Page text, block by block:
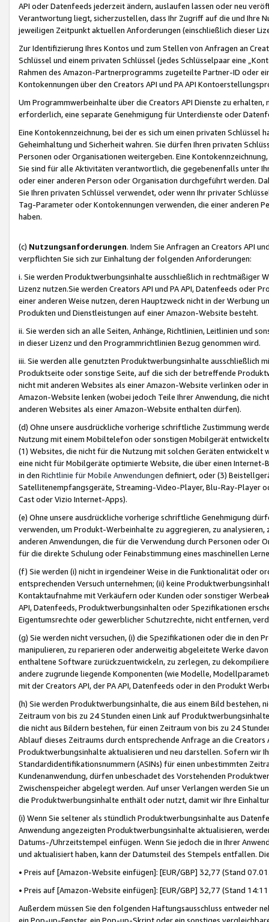
API oder Datenfeeds jederzeit ändern, auslaufen lassen oder neu
Verantwortung liegt, sicherzustellen, dass Ihr Zugriff auf die und Ihre
jeweiligen Zeitpunkt aktuellen Anforderungen (einschließlich dieser
Zur Identifizierung Ihres Kontos und zum Stellen von Anfragen an
Schlüssel und einem privaten Schlüssel (jedes Schlüsselpaar eine
Rahmen des Amazon-Partnerprogramms zugeteilte Partner-ID oder
Kontokennungen über den Creators API und PA API
Um Programmwerbeinhalte über die Creators API Dienste zu
erforderlich, eine separate Genehmigung für Unterdienste oder
Eine Kontokennzeichnung, bei der es sich um einen privaten
Geheimhaltung und Sicherheit wahren. Sie dürfen Ihren privaten
Personen oder Organisationen weitergeben. Eine
Sie sind für alle Aktivitäten verantwortlich, die gegebenenfalls unter
oder einer anderen Person oder Organisation durchgeführt werden.
Sie Ihren privaten Schlüssel verwendet, oder wenn Ihr privater
Tag-Parameter oder Kontokennungen verwenden, die einer anderen
haben.
(c) Nutzungsanforderungen. Indem Sie Anfragen an Creators API
verpflichten Sie sich zur Einhaltung der folgenden Anforderungen:
i. Sie werden Produktwerbungsinhalte ausschließlich in rechtmäßiger
Lizenz nutzen.Sie werden Creators API und PA API, Datenfeeds oder
einer anderen Weise nutzen, deren Hauptzweck nicht in der Werbung
Produkten und Dienstleistungen auf einer Amazon-Website besteht.
ii. Sie werden sich an alle Seiten, Anhänge, Richtlinien, Leitlinien und
in dieser Lizenz und den Programmrichtlinien Bezug genommen wird.
iii. Sie werden alle genutzten Produktwerbungsinhalte ausschließlich
Produktseite oder sonstige Seite, auf die sich der betreffende
nicht mit anderen Websites als einer Amazon-Website verlinken oder
Amazon-Website lenken (wobei jedoch Teile Ihrer Anwendung, die
anderen Websites als einer Amazon-Website enthalten dürfen).
(d) Ohne unsere ausdrückliche vorherige schriftliche Zustimmung
Nutzung mit einem Mobiltelefon oder sonstigen Mobilgerät
(1) Websites, die nicht für die Nutzung mit solchen Geräten
eine nicht für Mobilgeräte optimierte Website, die über einen
in den Richtlinie für Mobile Anwendungen definiert, oder (3)
Satellitenempfangsgeräte, Streaming-Video-Player, Blu-Ray-Player
Cast oder Vizio Internet-Apps).
(e) Ohne unsere ausdrückliche vorherige schriftliche Genehmigung
verwenden, um Produkt-Werbeinhalte zu aggregieren, zu
anderen Anwendungen, die für die Verwendung durch Personen
für die direkte Schulung oder Feinabstimmung eines maschinellen
(f) Sie werden (i) nicht in irgendeiner Weise in die Funktionalität oder
entsprechenden Versuch unternehmen; (ii) keine
Kontaktaufnahme mit Verkäufern oder Kunden oder sonstiger
API, Datenfeeds, Produktwerbungsinhalten oder Spezifikationen
Eigentumsrechte oder gewerblicher Schutzrechte, nicht entfernen,
(g) Sie werden nicht versuchen, (i) die Spezifikationen oder die in
manipulieren, zu reparieren oder anderweitig abgeleitete Werke
enthaltene Software zurückzuentwickeln, zu zerlegen, zu
andere zugrunde liegende Komponenten (wie Modelle,
mit der Creators API, der PA API, Datenfeeds oder in den Produkt
(h) Sie werden Produktwerbungsinhalte, die aus einem Bild bestehen,
Zeitraum von bis zu 24 Stunden einen Link auf
die nicht aus Bildern bestehen, für einen Zeitraum von bis zu 24
Ablauf dieses Zeitraums durch entsprechende Anfrage an die
Produktwerbungsinhalte aktualisieren und neu darstellen. Sofern wir
Standardidentifikationsnummern (ASINs) für einen unbestimmten
Kundenanwendung, dürfen unbeschadet des Vorstehenden
Zwischenspeicher abgelegt werden. Auf unser Verlangen werden Sie
die Produktwerbungsinhalte enthält oder nutzt, damit wir Ihre
(i) Wenn Sie seltener als stündlich Produktwerbungsinhalte aus
Anwendung angezeigten Produktwerbungsinhalte aktualisieren,
Datums-/Uhrzeitstempel einfügen. Wenn Sie jedoch die in Ihrer
und aktualisiert haben, kann der Datumsteil des Stempels entfallen.
• Preis auf [Amazon-Website einfügen]: [EUR/GBP] 32,77 (Stand
• Preis auf [Amazon-Website einfügen]: [EUR/GBP] 32,77 (Stand
Außerdem müssen Sie den folgenden Haftungsausschluss entweder
ein Pop-up-Fenster, ein Pop-up-Skript oder ein sonstiges